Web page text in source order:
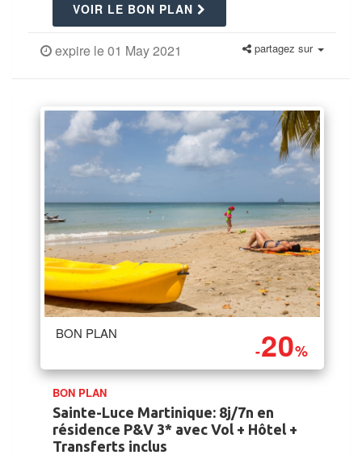
VOIR LE BON PLAN
expire le 01 May 2021 partagez sur
BON PLAN
-20%
BON PLAN
Sainte-Luce Martinique: 8j/7n en
résidence P&V 3* avec Vol + Hôtel +
Transferts inclus